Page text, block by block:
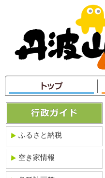
ャ
ン
プ
ふるさと納税
空き家情報